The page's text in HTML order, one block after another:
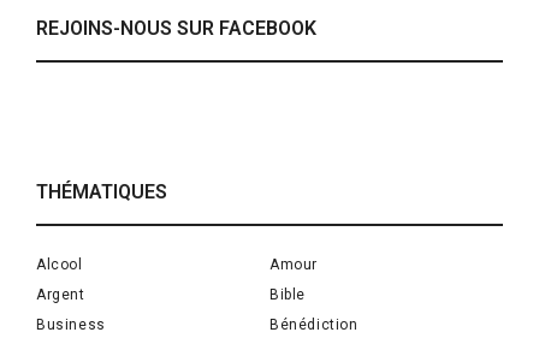
REJOINS-NOUS SUR FACEBOOK
THÉMATIQUES
Alcool
Amour
Argent
Bible
Business
Bénédiction